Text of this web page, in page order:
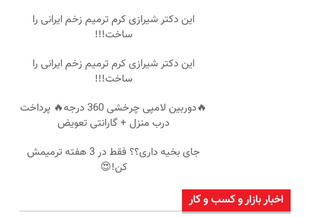
این دکتر شیرازی کرم ترمیم زخم ایرانی را
ساخت!!!
این دکتر شیرازی کرم ترمیم زخم ایرانی را
ساخت!!!
🔥دوربین لامپی چرخشی 360 درجه🔥 پرداخت
درب منزل + گارانتی تعویض
جای بخیه داری؟؟ فقط در 3 هفته ترمیمش
کن!😍
اخبار بازار و کسب و کار